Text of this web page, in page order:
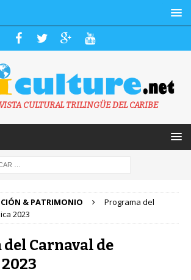
CULTURAL TRILINGÜE DEL CARIBE
& PATRIMONIO
Programa del
2023
Carnaval de